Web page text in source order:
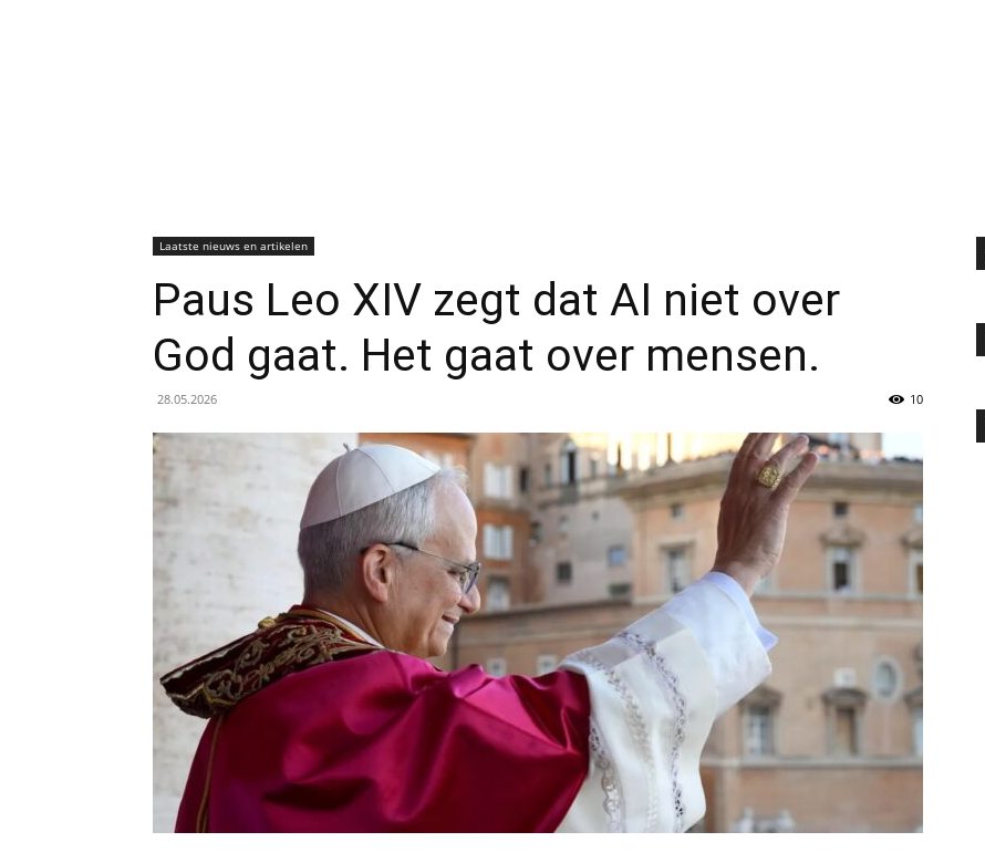
en
AI
voor
Slimme
Laatste nieuws en artikelen
Paus Leo XIV zegt dat AI niet over
God gaat. Het gaat over mensen.
28.05.2026 10